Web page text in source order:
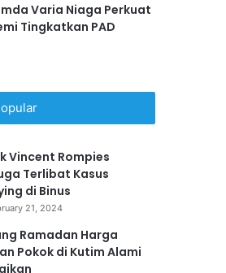
Varia Niaga Perkuat
Tingkatkan PAD
Vincent Rompies
Terlibat Kasus
di Binus
21, 2024
Ramadan Harga
Pokok di Kutim Alami